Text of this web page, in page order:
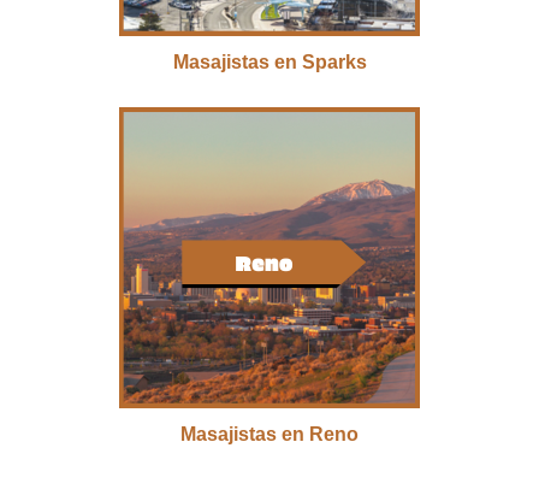
Masajistas en Sparks
Masajistas en Reno